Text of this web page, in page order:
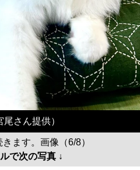
さん提供）
ます。画像（6/8）
で次の写真 ↓